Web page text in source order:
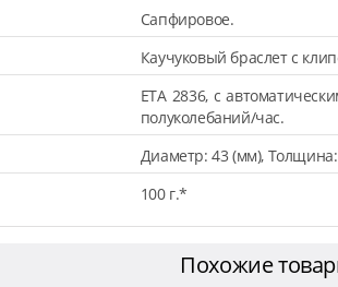
Сапфировое.
Каучуковый браслет с
ETA 2836, с
полуколебаний/час.
Диаметр: 43 (мм),
100 г.*
Похожие